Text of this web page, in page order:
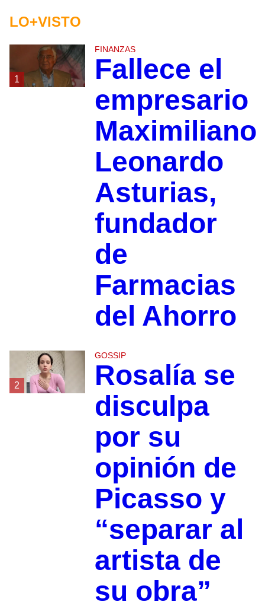
LO+VISTO
1
FINANZAS
Fallece el
empresario
Maximiliano
Leonardo
Asturias,
fundador
de
Farmacias
del Ahorro
2
GOSSIP
Rosalía se
disculpa
por su
opinión de
Picasso y
“separar al
artista de
su obra”